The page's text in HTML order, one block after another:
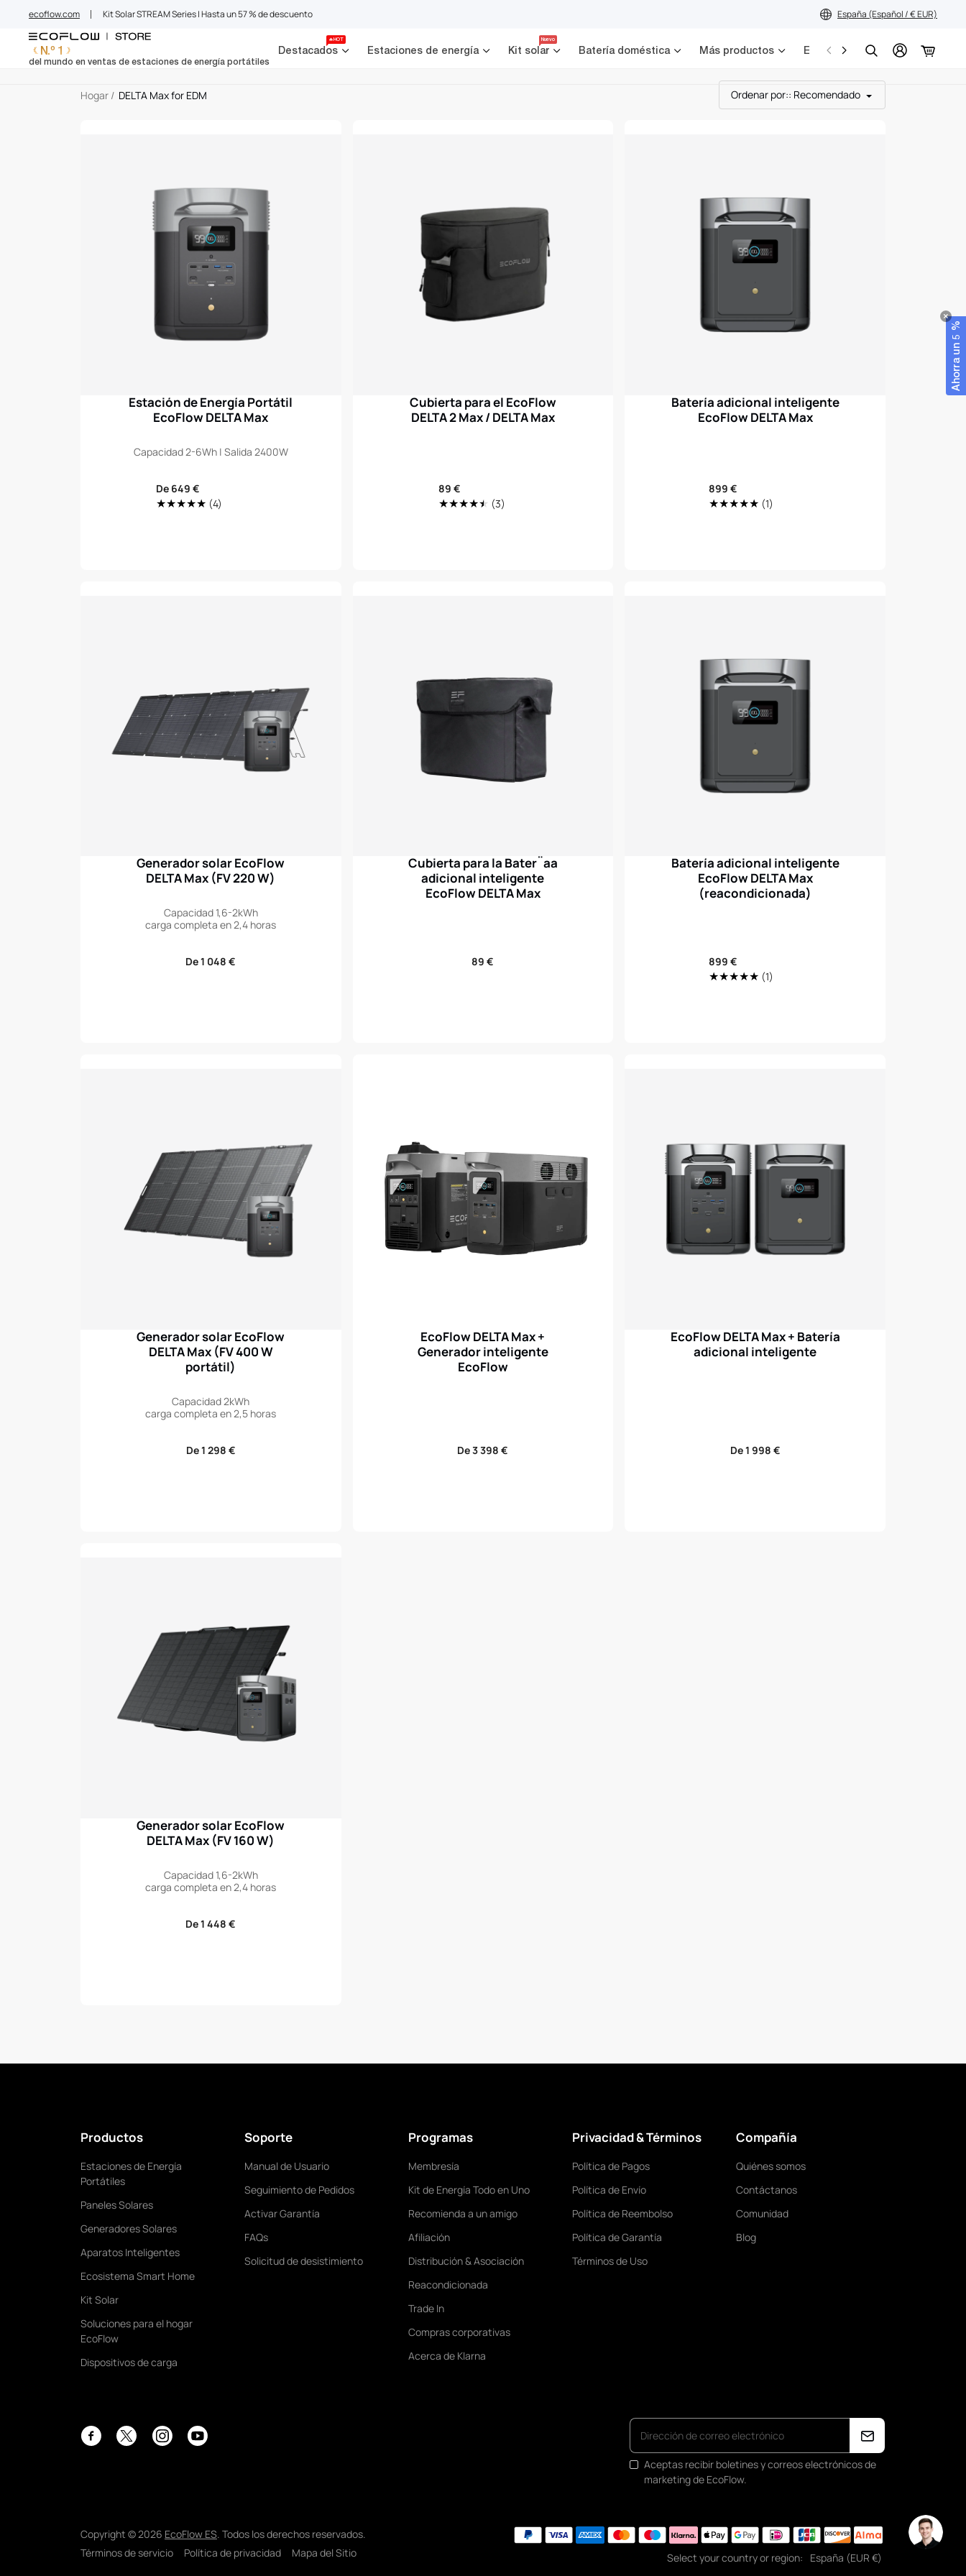
contenido
ecoflow.com Kit Solar STREAM Series | Hasta un 57 % de descuento España (Español / € EUR)
N.º 1
del mundo en ventas de estaciones de energía portátiles
Destacados
🔥HOT
Estaciones de energía Kit solar
Nuevo
Batería doméstica Más productos Escenarios
Servicios
Hogar / DELTA Max for EDM Ordenar por:: Recomendado
Estación de Energía Portátil
EcoFlow DELTA Max
Capacidad 2-6Wh | Salida 2400W
Precio
de
De 649 €
(4)
Cubierta para el EcoFlow
DELTA 2 Max / DELTA Max
Precio
regular
89 €
(3)
Batería adicional inteligente
EcoFlow DELTA Max
Precio
de
899 €
(1)
Generador solar EcoFlow
DELTA Max (FV 220 W)
Capacidad 1,6-2kWh
carga completa en 2,4 horas
Precio
De 1 048 €
Cubierta para la Bater¨ªa
adicional inteligente
EcoFlow DELTA Max
Precio
89 €
Batería adicional inteligente
EcoFlow DELTA Max
(reacondicionada)
Precio
de
899 €
(1)
Generador solar EcoFlow
DELTA Max (FV 400 W
portátil)
Capacidad 2kWh
carga completa en 2,5 horas
Precio
De 1 298 €
EcoFlow DELTA Max +
Generador inteligente
EcoFlow
Precio
De 3 398 €
EcoFlow DELTA Max + Batería
adicional inteligente
Precio
De 1 998 €
Generador solar EcoFlow
DELTA Max (FV 160 W)
Capacidad 1,6-2kWh
carga completa en 2,4 horas
Precio
De 1 448 €
Productos
Estaciones de Energía
Portátiles
Paneles Solares
Generadores Solares
Aparatos Inteligentes
Ecosistema Smart Home
Kit Solar
Soluciones para el hogar
EcoFlow
Dispositivos de carga
Soporte
Manual de Usuario
Seguimiento de Pedidos
Activar Garantía
FAQs
Solicitud de desistimiento
Programas
Membresía
Kit de Energía Todo en Uno
Recomienda a un amigo
Afiliación
Distribución & Asociación
Reacondicionada
Trade In
Compras corporativas
Acerca de Klarna
Privacidad & Términos
Política de Pagos
Política de Envío
Política de Reembolso
Política de Garantía
Términos de Uso
Compañía
Quiénes somos
Contáctanos
Comunidad
Blog
Aceptas recibir boletines y correos electrónicos de
marketing de EcoFlow.
Copyright © 2026 EcoFlow ES. Todos los derechos reservados.
Términos de servicio
Política de privacidad
Mapa del Sitio
Select your country or region: España (EUR €)
Ahorra un 5 %